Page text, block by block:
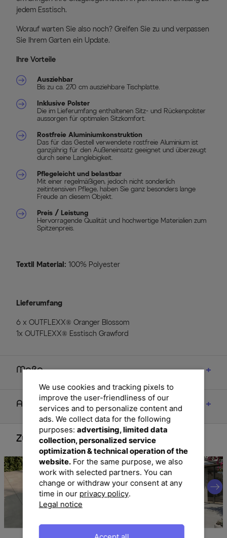
jedem Esstisch.
Worauf warten Sie also noch? Greifen Sie zu und verpassen
Sie Ihrem Garten ein Update.
Ihre Vorteile
Ausziehbar
Bis zu ca. 270 cm ausziehbare Tischplatte.
Inklusive Polster
Die im Lieferumfang enthaltenen Sitz- und Rückenpolster
aussorgen für optimalen Sitzkomfort.
Rostfreie Aluminiumkonstruktion
Das für das Gestell verwendete rostfreie Aluminium ist
ganzjährig für den Außeneinsatz geeignet und überzeugt
durch seine Langlebigkeit.
Pflegeleicht und belastbar
Mit einer regelmäßigen, jedoch nicht sonderlich
zeitintensiven Pflege, haben Sie ganz besonders lange
Freude an diesem Objekt.
Preis / Leistung
Hervorragende Qualität und hochwertige Materialien zum
Spitzenpreis.
Textil Material: 100% Polyester
Lieferumfang
6 x OUTFLEXX® Oranger Blossom
1x OUTFLEXX® Esstisch Grawford
Maße
Artikelmerkmale & Materialien
Zubehör
We use cookies and tracking pixels to
improve the user-friendliness of our
services and to personalize content and
ads. We collect data for the following
purposes: advertising, limited data
collection, personalized service
optimization & technical operation of the
website.For the same purpose, we also
work with selected partners. You can
change or withdraw your consent at any
time in our privacy policy.
Legal notice